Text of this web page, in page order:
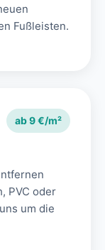
Fußleisten.
ab 9 €/m²
PVC oder
um die